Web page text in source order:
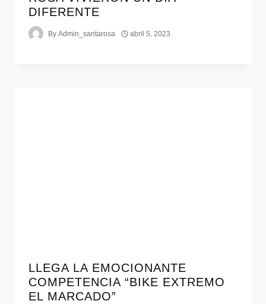
DIFERENTE
By Admin_santarosa abril 5, 2023
LLEGA LA EMOCIONANTE
COMPETENCIA “BIKE EXTREMO
EL MARCADO”